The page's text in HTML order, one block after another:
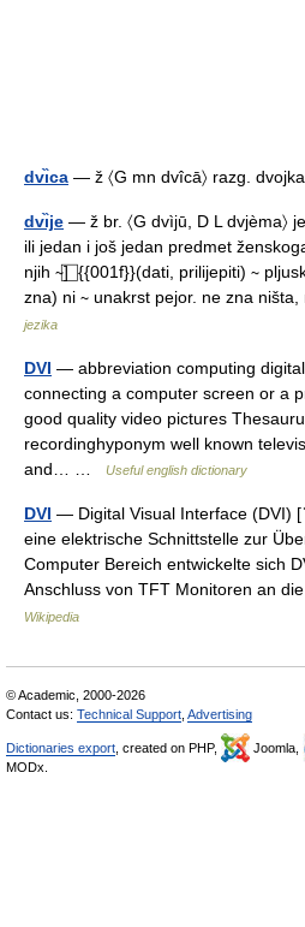
dvı̏ca — ž 〈G mn dvîcā〉 razg.
dvı̏je — ž br. 〈G dvìjū, D L dvjèma〉
ili jedan i još jedan predmet
njih ∼] ⃞ {{001f}}(dati, prilijepiti) ∼
zna) ni ∼ unakrst pejor. ne zna
jezika
DVI — abbreviation computing
connecting a computer screen or a
good quality video pictures
recordinghyponym well known
and… …
Useful english dictionary
DVI — Digital Visual Interface (DVI)
eine elektrische Schnittstelle zur
Computer Bereich entwickelte sich
Anschluss von TFT Monitoren an
Wikipedia
© Academic, 2000-2026
Contact us: Technical Support Advertising
Dictionaries export , created on PHP, Joomla,
MODx.